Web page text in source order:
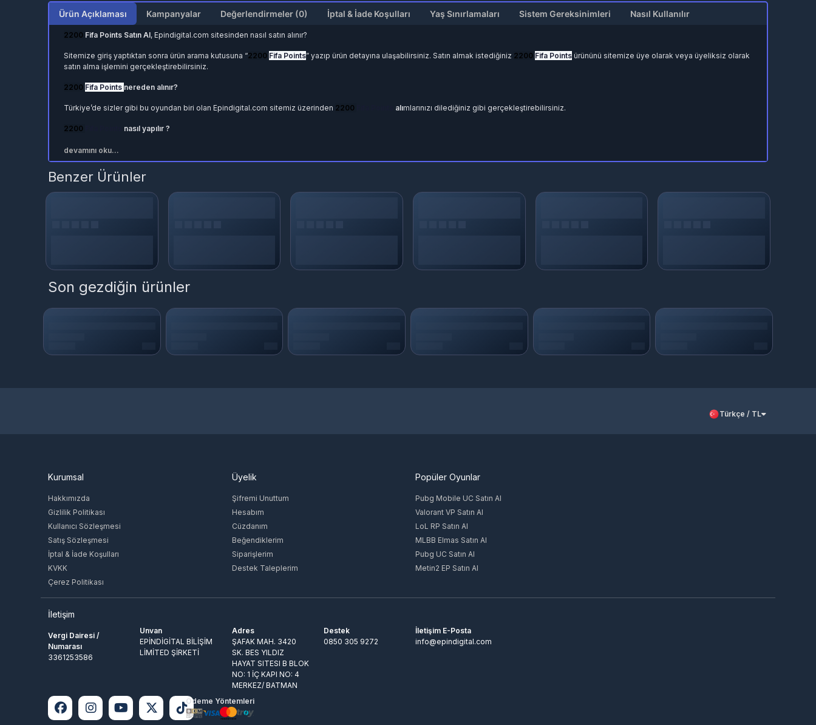
Ürün Açıklaması Kampanyalar Değerlendirmeler (0) İptal & İade Koşulları Yaş Sınırlamaları Sistem Gereksinimleri Nasıl Kullanılır
2200 Fifa Points Satın Al, Epindigital.com sitesinden nasıl satın alınır?
Sitemize giriş yaptıktan sonra ürün arama kutusuna “2200 Fifa Points” yazıp ürün detayına ulaşabilirsiniz. Satın almak istediğiniz 2200 Fifa Points ürününü sitemize üye olarak veya üyeliksiz olarak
satın alma işlemini gerçekleştirebilirsiniz.
2200 Fifa Points nereden alınır?
Türkiye’de sizler gibi bu oyundan biri olan Epindigital.com sitemiz üzerinden 2200 alımlarınızı dilediğiniz gibi gerçekleştirebilirsiniz.
2200 nasıl yapılır ?
1. Adım: sayfasına giriş yapınız.
2. Adım: Almak istediğiniz
3. Adım: Epindigital.com üyeliğiniz var ise ve bakiyenizde para bulunuyor ise Satın Al dedikten sonra almış olduğunuz2200Fifa Points
kodunuza, Hesabım > Siparişlerim > üzerinden
devamını oku...
Benzer Ürünler
Son gezdiğin ürünler
Türkçe / TL
Kurumsal
Hakkımızda
Gizlilik Politikası
Kullanıcı Sözleşmesi
Satış Sözleşmesi
İptal & İade Koşulları
KVKK
Çerez Politikası
Üyelik
Şifremi Unuttum
Hesabım
Cüzdanım
Beğendiklerim
Siparişlerim
Destek Taleplerim
Popüler Oyunlar
Pubg Mobile UC Satın Al
Valorant VP Satın Al
LoL RP Satın Al
MLBB Elmas Satın Al
Pubg UC Satın Al
Metin2 EP Satın Al
İletişim
Vergi Dairesi /
Numarası
3361253586
Unvan
EPİNDİGİTAL BİLİŞİM
LİMİTED ŞİRKETİ
Adres
ŞAFAK MAH. 3420
SK. BES YILDIZ
HAYAT SITESI B BLOK
NO: 1 İÇ KAPI NO: 4
MERKEZ/ BATMAN
Destek
0850 305 9272
İletişim E-Posta
info@epindigital.com
Ödeme Yöntemleri